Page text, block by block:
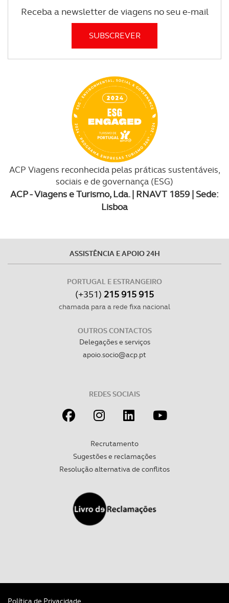
Receba a newsletter de viagens no seu e-mail
ACP Viagens reconhecida pelas práticas sustentáveis,
sociais e de governança (ESG)
ACP - Viagens e Turismo, Lda. | RNAVT 1859 | Sede:
Lisboa
ASSISTÊNCIA E APOIO 24H
PORTUGAL E ESTRANGEIRO
(+351) 215 915 915
chamada para a rede fixa nacional
OUTROS CONTACTOS
Delegações e serviços
apoio.socio@acp.pt
REDES SOCIAIS
Recrutamento
Sugestões e reclamações
Resolução alternativa de conflitos
Política de Privacidade